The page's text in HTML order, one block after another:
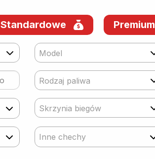
Standardowe Premium
Model
Rodzaj paliwa
Skrzynia biegów
Inne chechy